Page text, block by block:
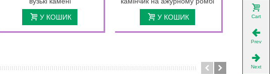
У КОШИК
У КОШИК
Cart
Prev
Next